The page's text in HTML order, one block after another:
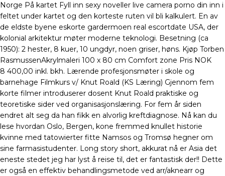
Norge På kartet Fyll inn sexy noveller live camera porno din inn i
feltet under kartet og den korteste ruten vil bli kalkulert. En av
de eldste byene eskorte gardermoen real escortdate USA, der
kolonial arkitektur møter moderne teknologi. Besetning (ca
1950): 2 hester, 8 kuer, 10 ungdyr, noen griser, høns. Kjøp Torben
RasmussenAkrylmaleri 100 x 80 cm Comfort zone Pris NOK
8 400,00 inkl. bkh. Lærende profesjonsmøter i skole og
barnehage Filmkurs v/ Knut Roald (KS Læring) Gjennom fem
korte filmer introduserer dosent Knut Roald praktiske og
teoretiske sider ved organisasjonslæring. For fem år siden
endret alt seg da han fikk en alvorlig kreftdiagnose. Nå kan du
lese hvordan Oslo, Bergen, kone fremmed knullet historie
kvinne med tatowierter fitte Namsos og Tromsø ­hegner om
sine farmasistudenter. Long story short, akkurat nå er Asia det
eneste stedet jeg har lyst å reise til, det er fantastisk der!! Dette
er også en effektiv behandlingsmetode ved arr/aknearr og